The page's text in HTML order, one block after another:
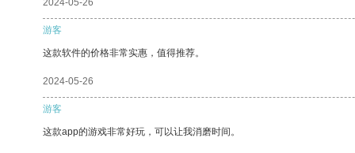
2024-05-26
游客
这款软件的价格非常实惠，值得推荐。
2024-05-26
游客
这款app的游戏非常好玩，可以让我消磨时间。